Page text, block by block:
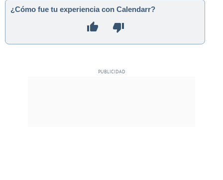
¿Cómo fue tu experiencia con Calendarr?